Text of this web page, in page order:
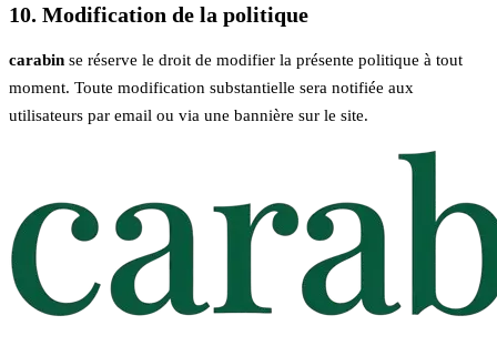
10. Modification de la politique
carabin se réserve le droit de modifier la présente politique à tout
moment. Toute modification substantielle sera notifiée aux
utilisateurs par email ou via une bannière sur le site.